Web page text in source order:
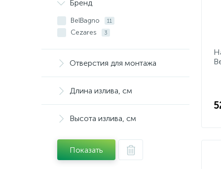
Бренд
BelBagno 11
Cezares 3
Отверстия для монтажа
Длина излива, см
Высота излива, см
Показать